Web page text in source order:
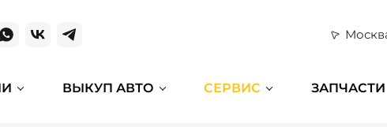
ВЫКУП АВТО СЕРВИС ЗАПЧАСТИ